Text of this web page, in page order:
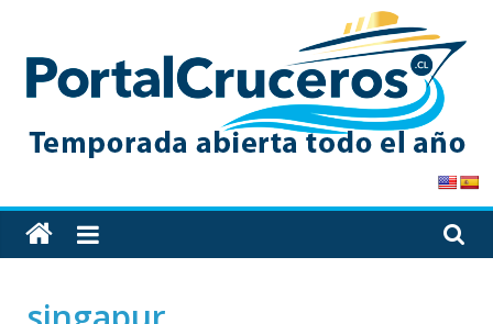
content
PortalCruceros
Toda
la
de